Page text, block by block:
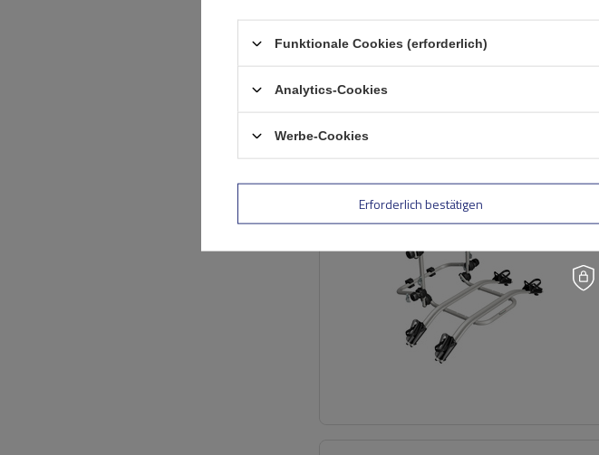
Funktionale Cookies (erforderlich)
Analytics-Cookies
Werbe-Cookies
Erforderlich bestätigen